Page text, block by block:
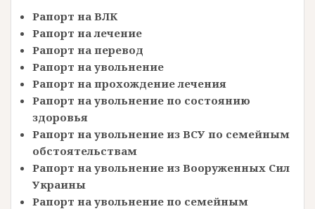
Рапорт на ВЛК
Рапорт на лечение
Рапорт на перевод
Рапорт на увольнение
Рапорт на прохождение лечения
Рапорт на увольнение по состоянию
здоровья
Рапорт на увольнение из ВСУ по семейным
обстоятельствам
Рапорт на увольнение из Вооруженных Сил
Украины
Рапорт на увольнение по семейным